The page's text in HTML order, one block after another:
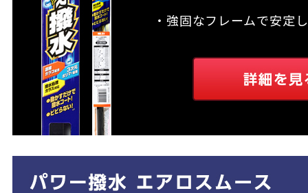
・強固なフレームで安定